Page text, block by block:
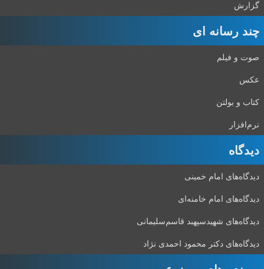
گزارش
چند رسانه ای
صوت و فیلم
عکس
کتاب و بولتن
نرم‌افزار
دیدگاه‌
دیدگاه‌های امام خمینی
دیدگاه‌های امام خامنه‌ای
دیدگاه‌های شهید‌سپهبد قاسم‌سلیمانی
دیدگاه‌های دکتر محمود احمدی نژاد